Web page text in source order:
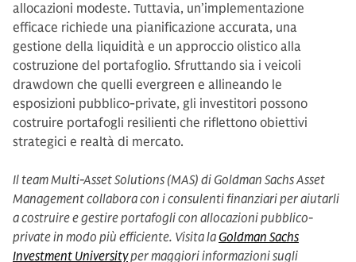
allocazioni modeste. Tuttavia, un’implementazione
efficace richiede una pianificazione accurata, una
gestione della liquidità e un approccio olistico alla
costruzione del portafoglio. Sfruttando sia i veicoli
drawdown che quelli evergreen e allineando le
esposizioni pubblico-private, gli investitori possono
costruire portafogli resilienti che riflettono obiettivi
strategici e realtà di mercato.
Il team Multi-Asset Solutions (MAS) di Goldman Sachs Asset
Management collabora con i consulenti finanziari per aiutarli
a costruire e gestire portafogli con allocazioni pubblico-
private in modo più efficiente. Visita la Goldman Sachs
Investment Universityper maggiori informazioni sugli